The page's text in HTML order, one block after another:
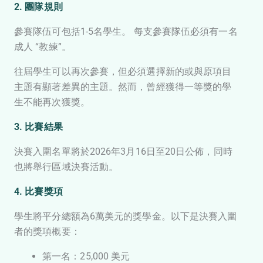
2. 團隊規則
參賽隊伍可包括1-5名學生。 每支參賽隊伍必須有一名
成人 “教練”。
往屆學生可以再次參賽，但必須選擇新的或與原項目
主題有顯著差異的主題。然而，曾經獲得一等獎的學
生不能再次獲獎。
3. 比賽結果
決賽入圍名單將於2026年3月16日至20日公佈，同時
也將舉行區域決賽活動。
4. 比賽獎項
學生將平分總額為6萬美元的獎學金。以下是決賽入圍
者的獎項概要：
第一名：25,000 美元